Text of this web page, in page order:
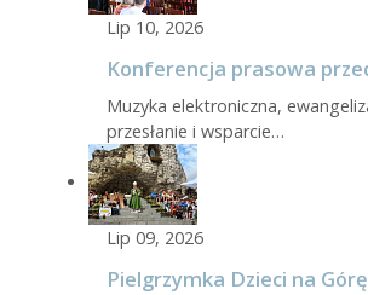
Lip 10, 2026
Konferencja prasowa
Muzyka elektroniczna,
przesłanie i wsparcie…
Lip 09, 2026
Pielgrzymka Dzieci na